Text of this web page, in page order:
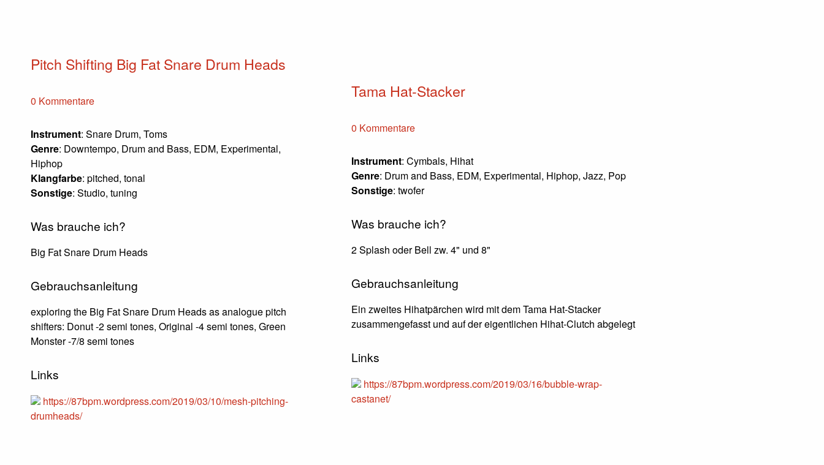
Pitch Shifting Big Fat Snare Drum Heads
0 Kommentare
Instrument: Snare Drum, Toms
Genre: Downtempo, Drum and Bass, EDM, Experimental,
Hiphop
Klangfarbe: pitched, tonal
Sonstige: Studio, tuning
Was brauche ich?
Big Fat Snare Drum Heads
Gebrauchsanleitung
exploring the Big Fat Snare Drum Heads as analogue pitch
shifters: Donut -2 semi tones, Original -4 semi tones, Green
Monster -7/8 semi tones
Links
https://87bpm.wordpress.com/2019/03/10/mesh-pitching-
drumheads/
Tama Hat-Stacker
0 Kommentare
Instrument: Cymbals, Hihat
Genre: Drum and Bass, EDM, Experimental, Hiphop, Jazz, Pop
Sonstige: twofer
Was brauche ich?
2 Splash oder Bell zw. 4" und 8"
Gebrauchsanleitung
Ein zweites Hihatpärchen wird mit dem Tama Hat-Stacker
zusammengefasst und auf der eigentlichen Hihat-Clutch abgelegt
Links
https://87bpm.wordpress.com/2019/03/16/bubble-wrap-
castanet/